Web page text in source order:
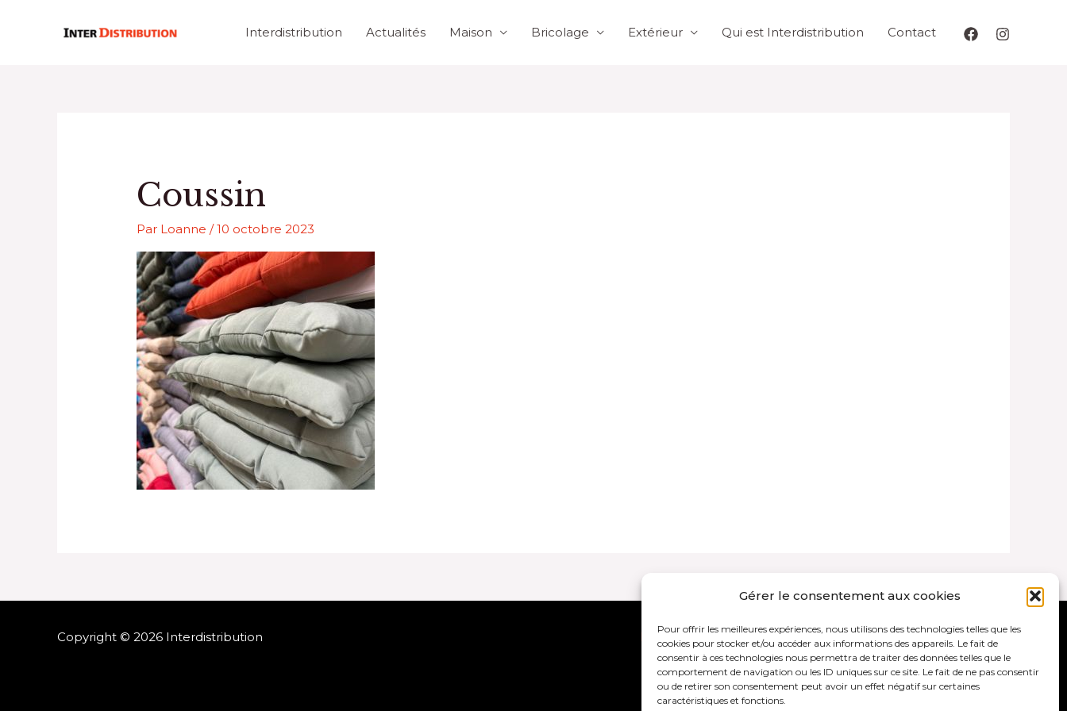
Gérer le consentement aux cookies
Pour offrir les meilleures expériences, nous utilisons des technologies telles que les
cookies pour stocker et/ou accéder aux informations des appareils. Le fait de
consentir à ces technologies nous permettra de traiter des données telles que le
comportement de navigation ou les ID uniques sur ce site. Le fait de ne pas consentir
ou de retirer son consentement peut avoir un effet négatif sur certaines
caractéristiques et fonctions.
Interdistribution Actualités Maison Bricolage Extérieur Qui est Interdistribution Contact
Coussin
Par Loanne/10 octobre 2023
Copyright © 2026 Interdistribution Mentions légales et politique de confidentialité